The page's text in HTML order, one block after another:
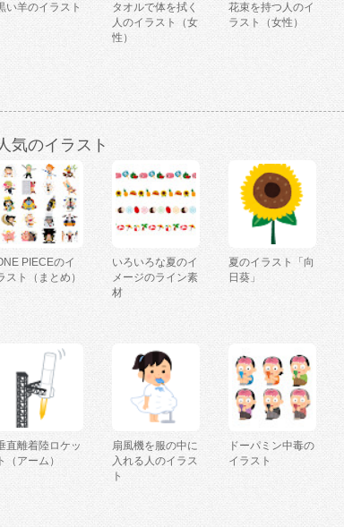
い羊のイラスト
タオルで体を拭く
人のイラスト（女
性）
花束を持つ人のイ
ラスト（女性）
気のイラスト
PIECEのイ
スト（まとめ）
いろいろな夏のイ
メージのライン素
材
夏のイラスト「向
日葵」
直離着陸ロケッ
ト（アーム）
扇風機を服の中に
入れる人のイラス
ト
ドーパミン中毒の
イラスト